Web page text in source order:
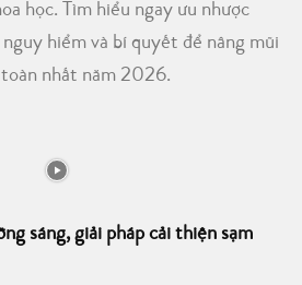
học. Tìm hiểu ngay ưu nhược
hiểm và bí quyết để nâng mũi
nhất năm 2026.
sáng, giải pháp cải thiện sạm